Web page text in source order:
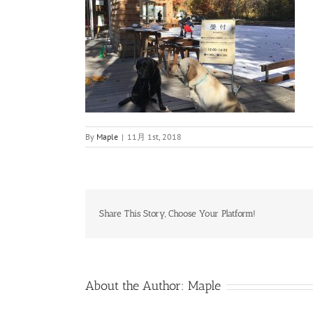
By Maple | 11月 1st, 2018
Share This Story, Choose Your Platform!
About the Author: Maple